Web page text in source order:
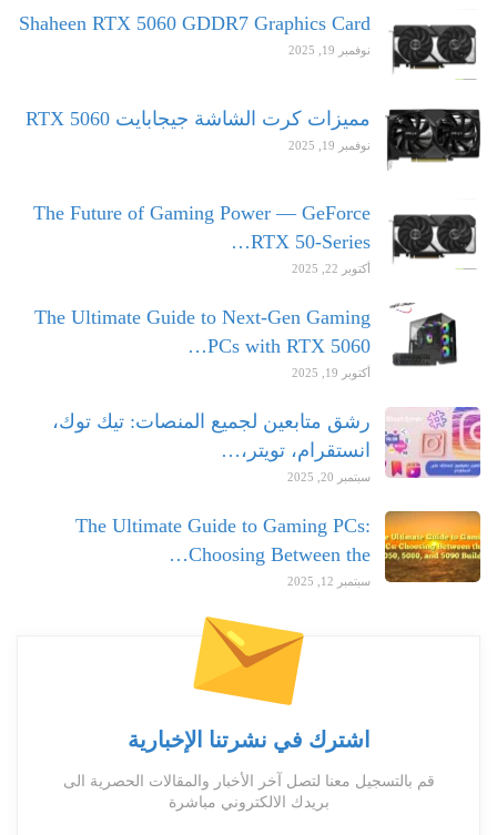
Shaheen RTX 5060 GDDR7 Graphics Card
نوفمبر 19, 2025
مميزات كرت الشاشة جيجابايت RTX 5060
نوفمبر 19, 2025
The Future of Gaming Power — GeForce
RTX 50-Series…
أكتوبر 22, 2025
The Ultimate Guide to Next-Gen Gaming
PCs with RTX 5060…
أكتوبر 19, 2025
رشق متابعين لجميع المنصات: تيك توك،
انستقرام، تويتر،…
سبتمبر 20, 2025
The Ultimate Guide to Gaming PCs:
Choosing Between the…
سبتمبر 12, 2025
اشترك في نشرتنا الإخبارية
قم بالتسجيل معنا لتصل آخر الأخبار والمقالات الحصرية الى
بريدك الالكتروني مباشرة